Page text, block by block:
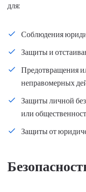
для:
Соблюдения
Защиты и
Предотвращения
неправомерных
Защиты личной
или
Защиты от